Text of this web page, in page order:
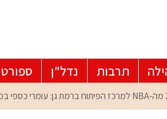
תרבות נדל"ן ספורט
מה-NBA למרכז הפיתוח ברמת גן: עומרי כספי במפגש הוקרה מיוחד